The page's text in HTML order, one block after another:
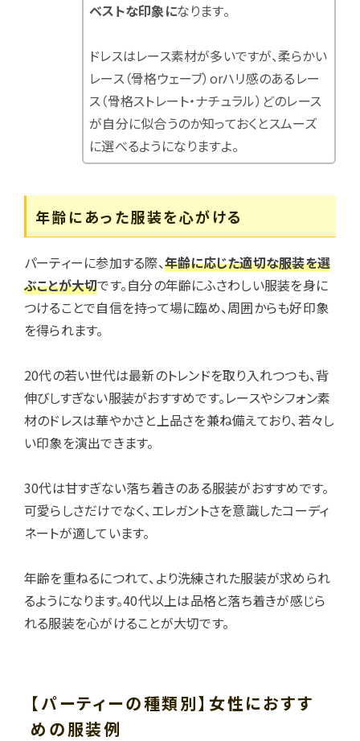
ベストな印象になります。
ドレスはレース素材が多いですが、柔らかい
レース（骨格ウェーブ）orハリ感のあるレー
ス（骨格ストレート・ナチュラル）どのレース
が自分に似合うのか知っておくとスムーズ
に選べるようになりますよ。
年齢にあった服装を心がける
パーティーに参加する際、年齢に応じた適切な服装を選
ぶことが大切です。自分の年齢にふさわしい服装を身に
つけることで自信を持って場に臨め、周囲からも好印象
を得られます。
20代の若い世代は最新のトレンドを取り入れつつも、背
伸びしすぎない服装がおすすめです。レースやシフォン素
材のドレスは華やかさと上品さを兼ね備えており、若々し
い印象を演出できます。
30代は甘すぎない落ち着きのある服装がおすすめです。
可愛らしさだけでなく、エレガントさを意識したコーディ
ネートが適しています。
年齢を重ねるにつれて、より洗練された服装が求められ
るようになります。40代以上は品格と落ち着きが感じら
れる服装を心がけることが大切です。
【パーティーの種類別】女性におすす
めの服装例